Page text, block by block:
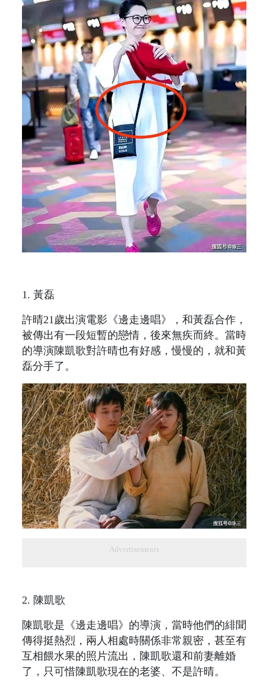
1. 黃磊
許晴21歲出演電影《邊走邊唱》，和黃磊合作，
被傳出有一段短暫的戀情，後來無疾而終。當時
的導演陳凱歌對許晴也有好感，慢慢的，就和黃
磊分手了。
Advertisements
2. 陳凱歌
陳凱歌是《邊走邊唱》的導演，當時他們的緋聞
傳得挺熱烈，兩人相處時關係非常親密，甚至有
互相餵水果的照片流出，陳凱歌還和前妻離婚
了，只可惜陳凱歌現在的老婆、不是許晴。